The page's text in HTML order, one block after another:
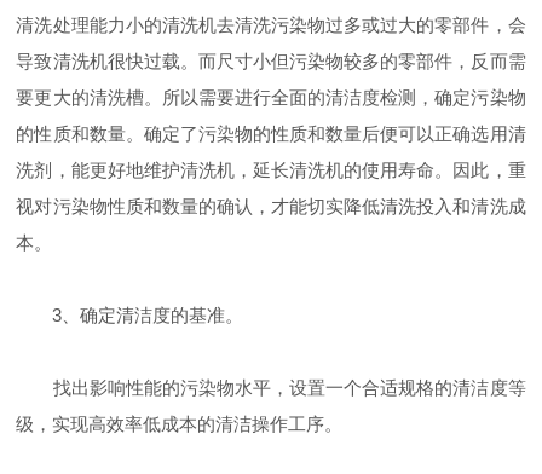
清洗处理能力小的清洗机去清洗污染物过多或过大的零部件，会
导致清洗机很快过载。而尺寸小但污染物较多的零部件，反而需
要更大的清洗槽。所以需要进行全面的清洁度检测，确定污染物
的性质和数量。确定了污染物的性质和数量后便可以正确选用清
洗剂，能更好地维护清洗机，延长清洗机的使用寿命。因此，重
视对污染物性质和数量的确认，才能切实降低清洗投入和清洗成
本。
3、确定清洁度的基准。
找出影响性能的污染物水平，设置一个合适规格的清洁度等
级，实现高效率低成本的清洁操作工序。